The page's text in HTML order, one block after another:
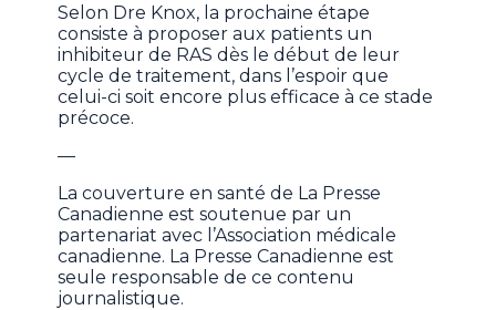
Selon Dre Knox, la prochaine étape
consiste à proposer aux patients un
inhibiteur de RAS dès le début de leur
cycle de traitement, dans l’espoir que
celui-ci soit encore plus efficace à ce stade
précoce.
—
La couverture en santé de La Presse
Canadienne est soutenue par un
partenariat avec l’Association médicale
canadienne. La Presse Canadienne est
seule responsable de ce contenu
journalistique.